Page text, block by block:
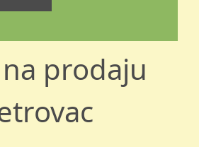
prodaju